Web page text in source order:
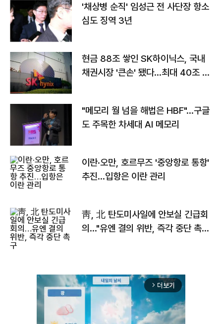
'채상병 순직' 임성근 전 사단장 항소
심도 징역 3년
현금 88조 쌓인 SK하이닉스, 국내
채권시장 '큰손' 됐다…최대 40조 투
"메모리 월 넘을 해법은 HBF"…구글
도 주목한 차세대 AI 메모리
이란·오만, 호르무즈 '중앙항로 통항'
추진…입항은 이란 관리
靑, 北 탄도미사일에 안보실 긴급회
의…"유엔 결의 위반, 즉각 중단 촉
arrow_forward_ios 더보기